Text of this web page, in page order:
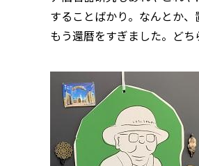
することばかり。なんとか、
もう還暦をすぎました。ど